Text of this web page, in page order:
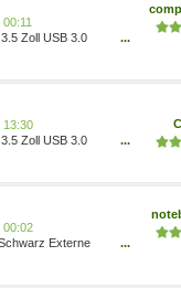
Zoll USB 3.0
...
13:30
Zoll USB 3.0
...
00:02
Externe
...